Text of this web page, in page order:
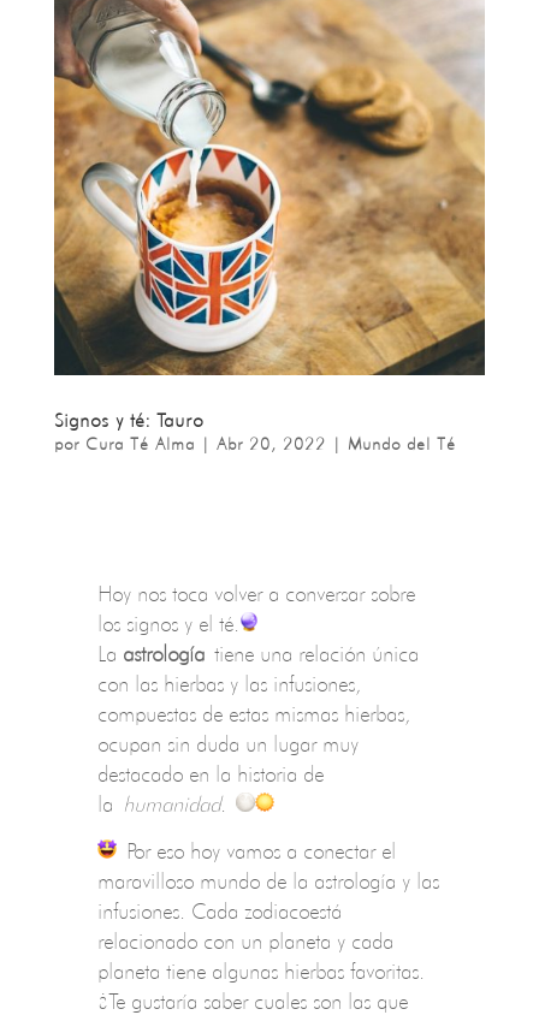
Signos y té: Tauro
por Cura Té Alma | Abr 20, 2022 | Mundo del Té
Hoy nos toca volver a conversar sobre
los signos y el té.
La astrologíatiene una relación única
con las hierbas y las infusiones,
compuestas de estas mismas hierbas,
ocupan sin duda un lugar muy
destacado en la historia de
la humanidad.
Por eso hoy vamos a conectar el
maravilloso mundo de la astrología y las
infusiones. Cada zodiacoestá
relacionado con un planeta y cada
planeta tiene algunas hierbas favoritas.
¿Te gustaría saber cuales son las que